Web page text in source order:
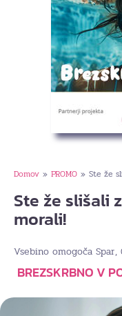
Domov » PROMO » Ste že
Ste že slišali
morali!
Vsebino omogoča Spar,
BREZSKRBNO V